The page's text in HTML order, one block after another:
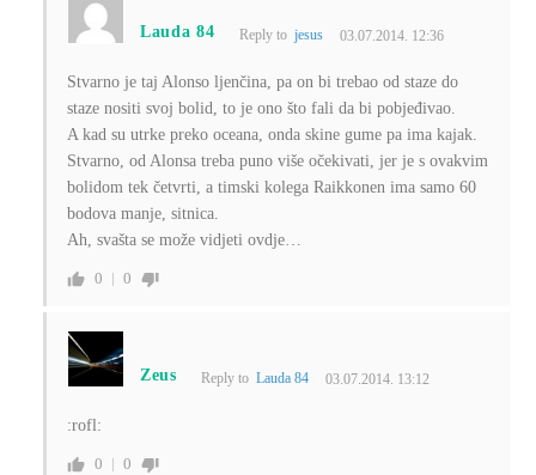
Lauda 84 Reply to jesus 03.07.2014. 12:36
Stvarno je taj Alonso ljenčina, pa on bi trebao od staze do
staze nositi svoj bolid, to je ono što fali da bi pobjeđivao.
A kad su utrke preko oceana, onda skine gume pa ima kajak.
Stvarno, od Alonsa treba puno više očekivati, jer je s ovakvim
bolidom tek četvrti, a timski kolega Raikkonen ima samo 60
bodova manje, sitnica.
Ah, svašta se može vidjeti ovdje…
0 0
Zeus Reply to Lauda 84 03.07.2014. 13:12
:rofl:
0 0